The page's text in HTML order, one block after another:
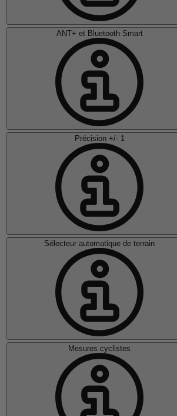
ANT+ et Bluetooth Smart
Précision +/- 1
Sélecteur automatique de terrain
Mesures cyclistes